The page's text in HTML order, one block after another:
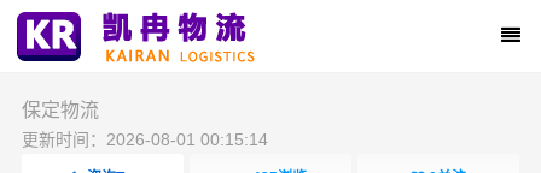
保定物流
更新时间：2026-08-01 00:15:14